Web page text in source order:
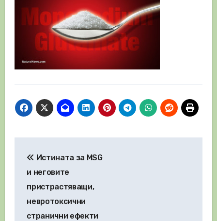
Истината за MSG
и неговите
пристрастяващи,
невротоксични
странични ефекти